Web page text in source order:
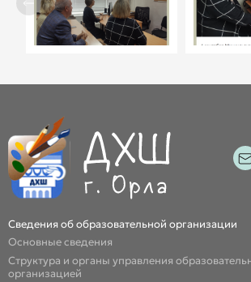
Сведения об образовательной организации
Основные сведения
Структура и органы управления
организацией